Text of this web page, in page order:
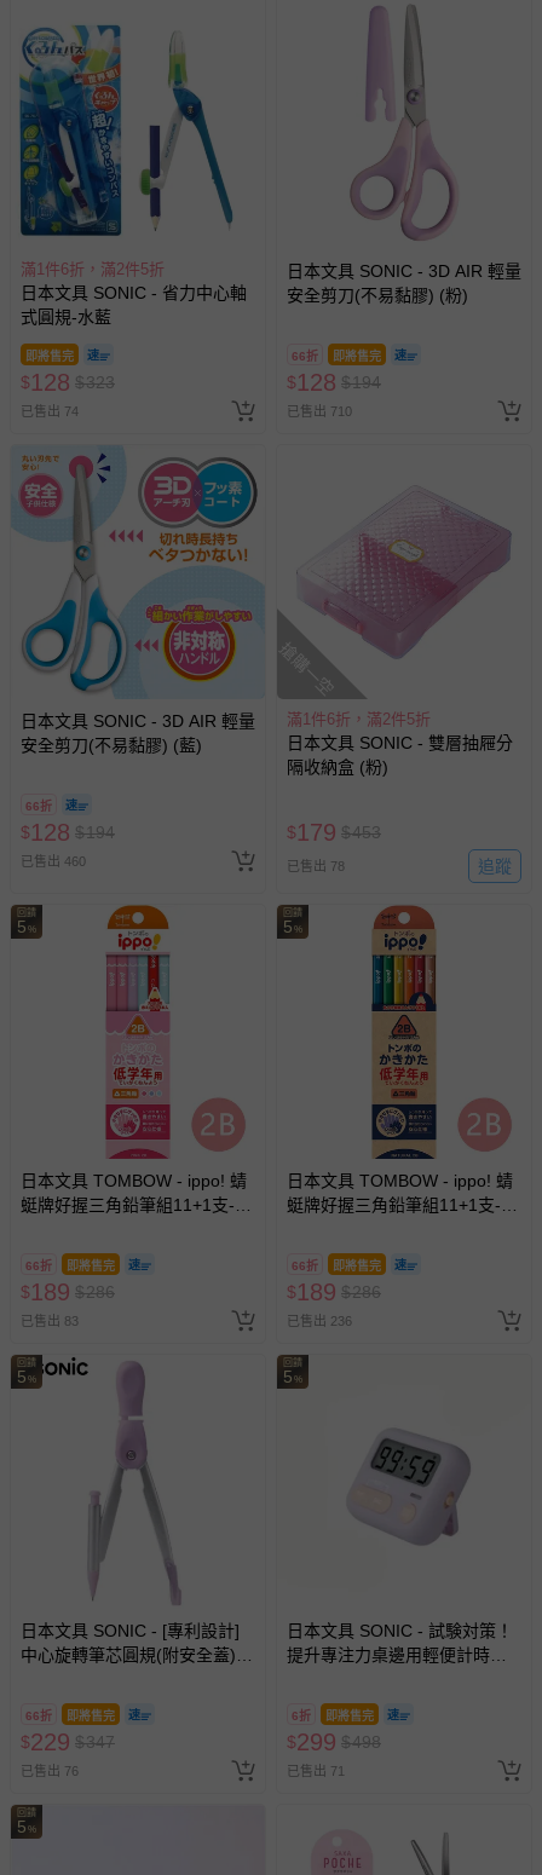
滿1件6折，滿2件5折
日本文具 SONIC - 省力中心軸
式圓規-水藍
即將售完
$128 $323
已售出 74
日本文具 SONIC - 3D AIR 輕量
安全剪刀(不易黏膠) (粉)
66折 即將售完
$128 $194
已售出 710
日本文具 SONIC - 3D AIR 輕量
安全剪刀(不易黏膠) (藍)
66折
$128 $194
已售出 460
搶購一空
滿1件6折，滿2件5折
日本文具 SONIC - 雙層抽屜分
隔收納盒 (粉)
$179 $453
已售出 78 追蹤
回饋
5 %
日本文具 TOMBOW - ippo! 蜻
蜓牌好握三角鉛筆組11+1支-低
66折 即將售完
$189 $286
已售出 83
回饋
5 %
日本文具 TOMBOW - ippo! 蜻
蜓牌好握三角鉛筆組11+1支-低
66折 即將售完
$189 $286
已售出 236
回饋
5 %
日本文具 SONIC - [專利設計]
中心旋轉筆芯圓規(附安全蓋)-
66折 即將售完
$229 $347
已售出 76
回饋
5 %
日本文具 SONIC - 試験対策！
提升專注力桌邊用輕便計時器-
6折 即將售完
$299 $498
已售出 71
回饋
5 %